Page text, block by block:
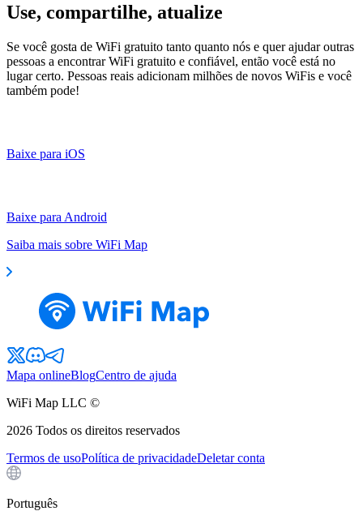
Use, compartilhe, atualize
Se você gosta de WiFi gratuito tanto quanto nós e quer ajudar outras
pessoas a encontrar WiFi gratuito e confiável, então você está no
lugar certo. Pessoas reais adicionam milhões de novos WiFis e você
também pode!
Baixe para iOS
Baixe para Android
Saiba mais sobre WiFi Map
Mapa onlineBlogCentro de ajuda
WiFi Map LLC ©
2026 Todos os direitos reservados
Termos de usoPolítica de privacidadeDeletar conta
Português